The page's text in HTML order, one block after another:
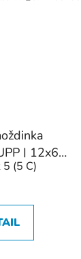
| 12x60
25ks
5 (5 C)